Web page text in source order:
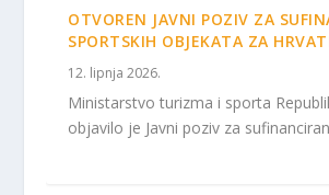
OTVOREN JAVNI POZIV ZA
SPORTSKIH OBJEKATA ZA
12. lipnja 2026.
Ministarstvo turizma i sporta
objavilo je Javni poziv za